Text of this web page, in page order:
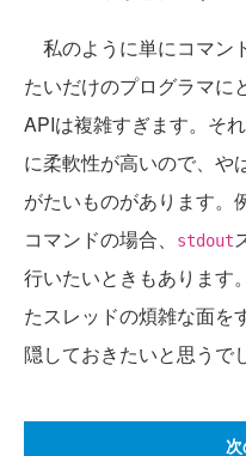
私のように単にコマン
たいだけのプログラマに
APIは複雑すぎます。それ
に柔軟性が高いので、や
がたいものがあります。
コマンドの場合、
stdout
行いたいときもあります
たスレッドの煩雑な面を
隠しておきたいと思うで